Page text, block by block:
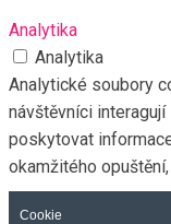
Analytika
Analytika
Analytické soubory
návštěvníci
poskytovat
okamžitého
Cookie